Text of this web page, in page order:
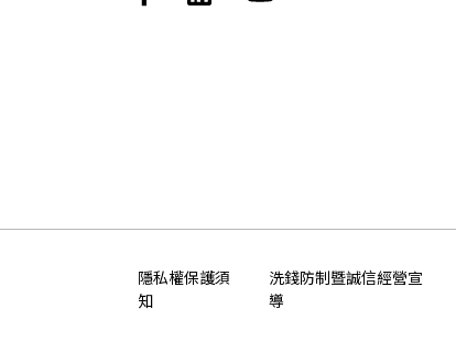
隱私權保護須
知
洗錢防制暨誠信經營宣
導